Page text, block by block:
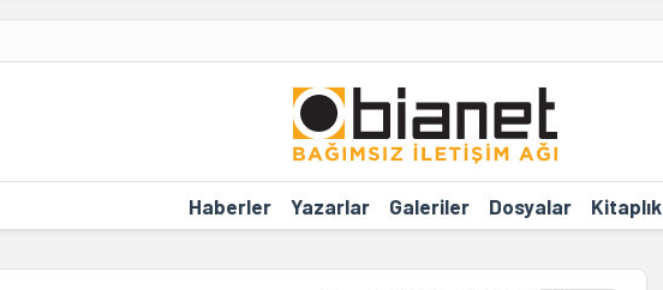
Haberler Yazarlar Galeriler Dosyalar Kitaplık